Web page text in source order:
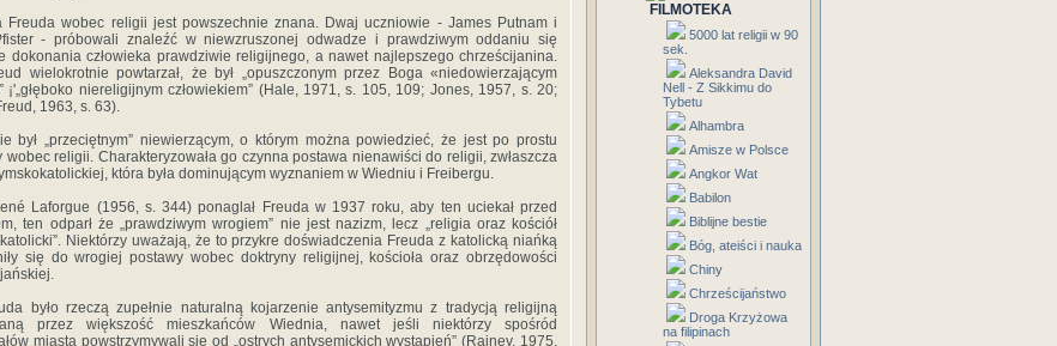
Freuda wobec religii jest powszechnie znana. Dwaj uczniowie - James Putnam i
- próbowali znaleźć w niewzruszonej odwadze i prawdziwym oddaniu się
dokonania człowieka prawdziwie religijnego, a nawet najlepszego chrześcijanina.
wielokrotnie powtarzał, że był „opuszczonym przez Boga «niedowierzającym
¡'„głęboko niereligijnym człowiekiem” (Hale, 1971, s. 105, 109; Jones, 1957, s. 20;
1963, s. 63).
był „przeciętnym” niewierzącym, o którym można powiedzieć, że jest po prostu
wobec religii. Charakteryzowała go czynna postawa nienawiści do religii, zwłaszcza
która była dominującym wyznaniem w Wiedniu i Freibergu.
Laforgue (1956, s. 344) ponaglał Freuda w 1937 roku, aby ten uciekał przed
ten odparł że „prawdziwym wrogiem” nie jest nazizm, lecz „religia oraz kościół
Niektórzy uważają, że to przykre doświadczenia Freuda z katolicką niańką
się do wrogiej postawy wobec doktryny religijnej, kościoła oraz obrzędowości
było rzeczą zupełnie naturalną kojarzenie antysemityzmu z tradycją religijną
przez większość mieszkańców Wiednia, nawet jeśli niektórzy spośród
miasta powstrzymywali się od „ostrych antysemickich wystąpień” (Rainey, 1975,
FILMOTEKA
5000 lat religii w 90
sek.
Aleksandra David
Nell - Z Sikkimu do
Tybetu
Alhambra
Amisze w Polsce
Angkor Wat
Babilon
Biblijne bestie
Bóg, ateiści i nauka
Chiny
Chrześcijaństwo
Droga Krzyżowa
na filipinach